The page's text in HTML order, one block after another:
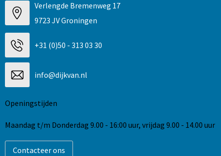
Verlengde Bremenweg 17
9723 JV Groningen
+31 (0)50 - 313 03 30
info@dijkvan.nl
Openingstijden
Maandag t/m Donderdag 9.00 - 16:00 uur, vrijdag 9.00 - 14.00 uur
Contacteer ons